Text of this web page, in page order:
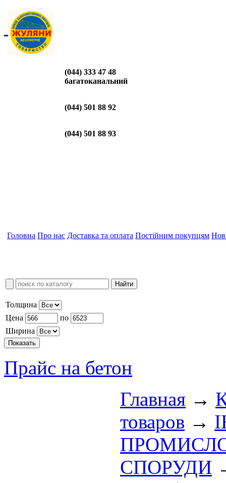
(044) 333 47 48
багатоканальний
(044) 501 88 92
(044) 501 88 93
Головна Про нас Доставка та оплата Постійним покупцям
Толщина
Цена
по
Ширина
Прайс на бетон
Главная →
товаров →
СПОРУДИ